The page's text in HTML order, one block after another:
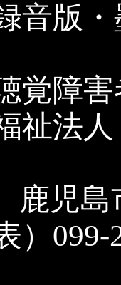
音版・
覚障害
祉法
児島
099-